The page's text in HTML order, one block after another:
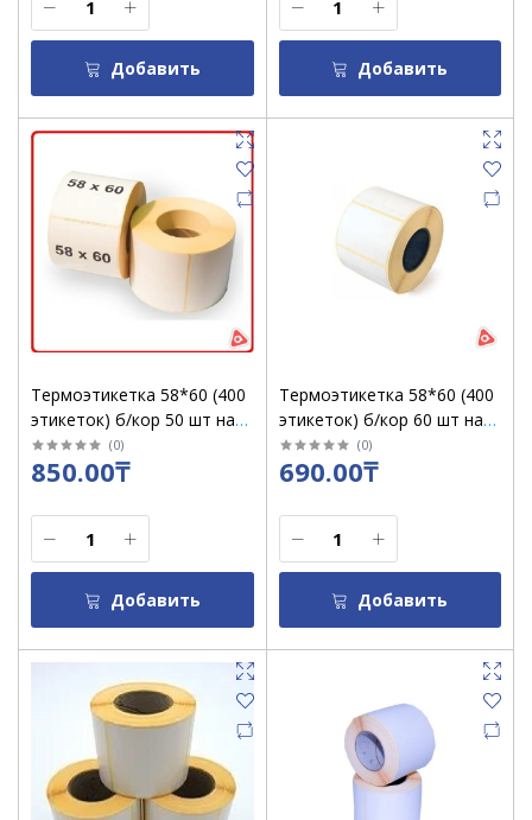
Добавить Добавить
Термоэтикетка 58*60 (400
этикеток) б/кор 50 шт на
картонной фтулке /10 шт
(0)
850.00₸
Добавить
Термоэтикетка 58*60 (400
этикеток) б/кор 60 шт на
пластиковой фтулке
(0)
690.00₸
Добавить